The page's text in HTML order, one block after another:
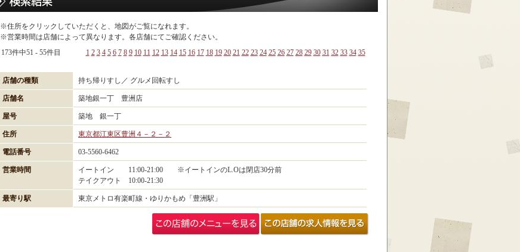
※住所をクリックしていただくと、地図がご覧になれます。
※営業時間は店舗によって異なります。各店舗にてご確認ください。
173件中51 - 55件目
1 2 3 4 5 6 7 8 9 10 11 12 13 14 15 16 17 18 19 20 21 22 23 24 25 26 27 28 29 30 31 32 33 34 35
店舗の種類 持ち帰りすし／ グルメ回転すし
店舗名 築地銀一丁 豊洲店
屋号 築地 銀一丁
住所 東京都江東区豊洲４－２－２
電話番号 03-5560-6462
営業時間
イートイン 11:00-21:00 ※イートインのL.Oは閉店30分前
テイクアウト 10:00-21:30
最寄り駅 東京メトロ有楽町線・ゆりかもめ「豊洲駅」